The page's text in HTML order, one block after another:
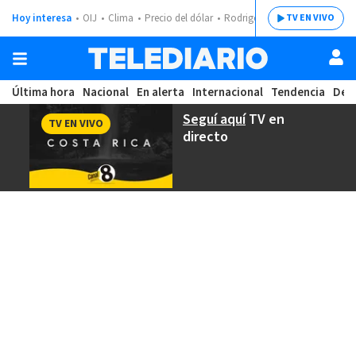
Hoy interesa OIJ Clima Precio del dólar Rodrigo ChavesTV EN VIVO
Última hora Nacional En alerta Internacional Tendencia
Seguí aquíTV en
directo
TV EN VIVO